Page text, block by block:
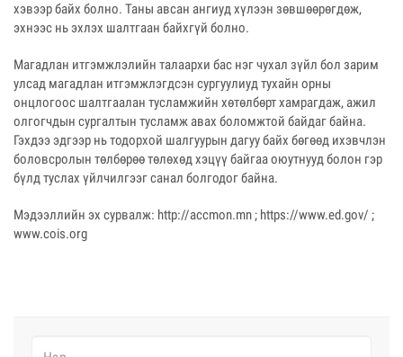
хэвээр байх болно. Таны авсан ангиуд хүлээн зөвшөөрөгдөж,
эхнээс нь эхлэх шалтгаан байхгүй болно.
Магадлан итгэмжлэлийн талаархи бас нэг чухал зүйл бол зарим
улсад магадлан итгэмжлэгдсэн сургуулиуд тухайн орны
онцлогоос шалтгаалан тусламжийн хөтөлбөрт хамрагдаж, ажил
олгогчдын сургалтын тусламж авах боломжтой байдаг байна.
Гэхдээ эдгээр нь тодорхой шалгуурын дагуу байх бөгөөд ихэвчлэн
боловсролын төлбөрөө төлөхөд хэцүү байгаа оюутнууд болон гэр
бүлд туслах үйлчилгээг санал болгодог байна.
Мэдээллийн эх сурвалж: http://accmon.mn ; https://www.ed.gov/ ;
www.cois.org